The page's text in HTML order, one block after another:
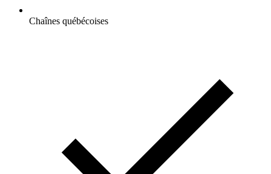
Chaînes québécoises